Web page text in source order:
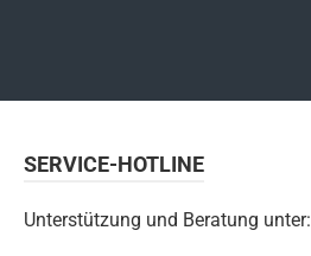
SERVICE-HOTLINE
Unterstützung und Beratung unter: